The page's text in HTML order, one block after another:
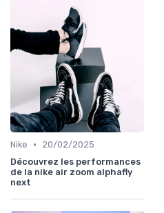
Nike •
20/02/2025
Découvrez les performances
de la nike air zoom alphafly
next